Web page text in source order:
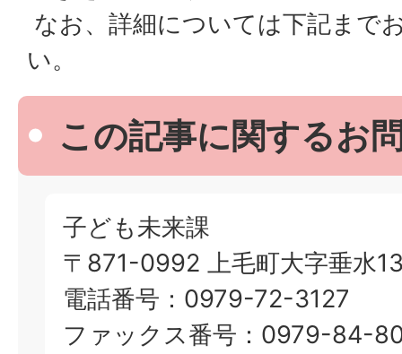
なお、詳細については下記まで
い。
この記事に関するお
子ども未来課
〒871-0992 上毛町大字垂水
電話番号：0979-72-3127
ファックス番号：0979-84-